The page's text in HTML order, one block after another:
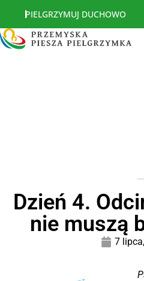
PIELGRZYMUJ DUCHOWO
Dzień 4.
nie muszą
7